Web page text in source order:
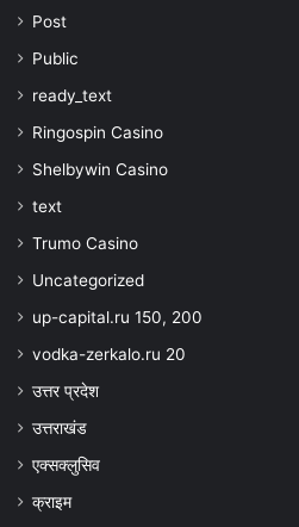
Post
Public
ready_text
Ringospin Casino
Shelbywin Casino
text
Trumo Casino
Uncategorized
up-capital.ru 150, 200
vodka-zerkalo.ru 20
उत्तर प्रदेश
उत्तराखंड
एक्सक्लुसिव
क्राइम